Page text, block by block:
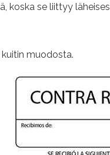
koska se liittyy
muodosta.